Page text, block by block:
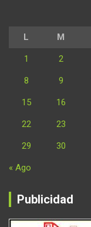
L M
1 2
8 9
15 16
22 23
29 30
« Ago
Publicidad